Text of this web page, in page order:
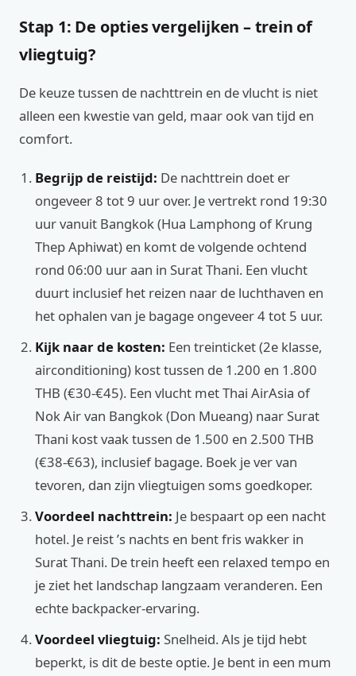
Stap 1: De opties vergelijken – trein of
vliegtuig?
De keuze tussen de nachttrein en de vlucht is niet
alleen een kwestie van geld, maar ook van tijd en
comfort.
Begrijp de reistijd: De nachttrein doet er
ongeveer 8 tot 9 uur over. Je vertrekt rond 19:30
uur vanuit Bangkok (Hua Lamphong of Krung
Thep Aphiwat) en komt de volgende ochtend
rond 06:00 uur aan in Surat Thani. Een vlucht
duurt inclusief het reizen naar de luchthaven en
het ophalen van je bagage ongeveer 4 tot 5 uur.
Kijk naar de kosten: Een treinticket (2e klasse,
airconditioning) kost tussen de 1.200 en 1.800
THB (€30-€45). Een vlucht met Thai AirAsia of
Nok Air van Bangkok (Don Mueang) naar Surat
Thani kost vaak tussen de 1.500 en 2.500 THB
(€38-€63), inclusief bagage. Boek je ver van
tevoren, dan zijn vliegtuigen soms goedkoper.
Voordeel nachttrein: Je bespaart op een nacht
hotel. Je reist ’s nachts en bent fris wakker in
Surat Thani. De trein heeft een relaxed tempo en
je ziet het landschap langzaam veranderen. Een
echte backpacker-ervaring.
Voordeel vliegtuig: Snelheid. Als je tijd hebt
beperkt, is dit de beste optie. Je bent in een mum